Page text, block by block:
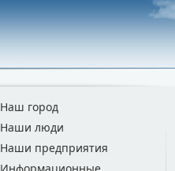
Наш город
Наши люди
Наши предприятия
Информационные